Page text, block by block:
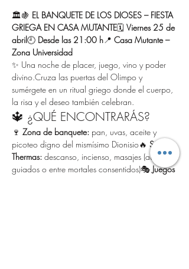
🏛️🍇 EL BANQUETE DE LOS DIOSES – FIESTA
GRIEGA EN CASA MUTANTE🗓 Viernes 25 de
abril🕘 Desde las 21:00 h📍 Casa Mutante –
Zona Universidad
✨ Una noche de placer, juego, vino y poder
divino.Cruza las puertas del Olimpo y
sumérgete en un ritual griego donde el cuerpo,
la risa y el deseo también celebran.
🔱 ¿QUÉ ENCONTRARÁS?
🍷 Zona de banquete: pan, uvas, aceite y
picoteo digno del mismísimo Dionisio🔥 Sala
Thermas: descanso, incienso, masajes (auto-
guiados o entre mortales consentidos)🎭 Juegos